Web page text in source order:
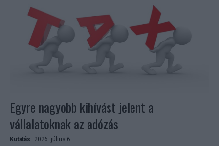
Egyre nagyobb kihívást jelent a
vállalatoknak az adózás
Kutatás 2026. július 6.